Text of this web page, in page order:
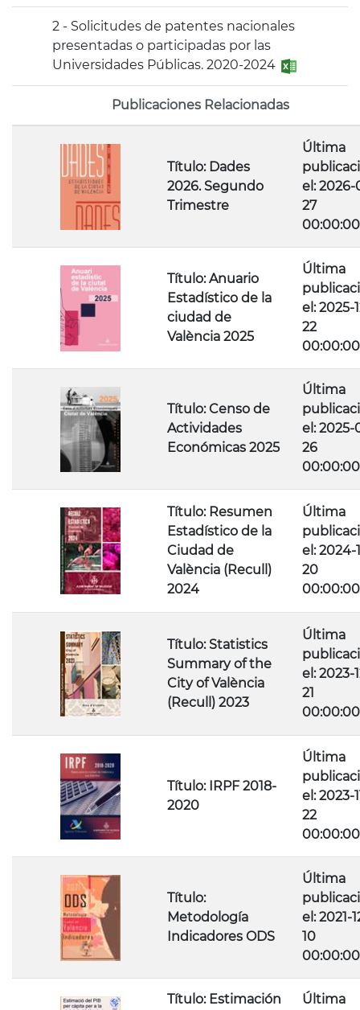
2 - Solicitudes de patentes nacionales
presentadas o participadas por las
Universidades Públicas. 2020-2024
Publicaciones Relacionadas
Título: Dades
2026. Segundo
Trimestre
Última
el: 2026-
27
Título: Anuario
Estadístico de la
ciudad de
València 2025
Última
el: 2025-
22
Título: Censo de
Actividades
Económicas 2025
Última
el: 2025-
26
Título: Resumen
Estadístico de la
Ciudad de
València (Recull)
2024
Última
el: 2024-
20
Título: Statistics
Summary of the
City of València
(Recull) 2023
Última
el: 2023-
21
Título: IRPF 2018-
2020
Última
el: 2023-
22
Título:
Metodología
Indicadores ODS
Última
el: 2021-
10
Título: Estimación
Última